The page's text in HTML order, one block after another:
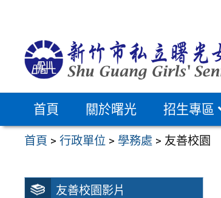
首頁 關於曙光 招生專區
首頁 >行政單位 > 學務處 > 友善校園
友善校園影片